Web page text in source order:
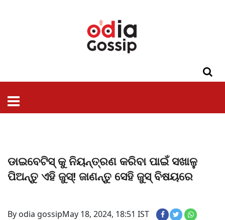
ଡାଇବେଟିସ୍ କୁ ନିୟନ୍ତ୍ରଣ କରିବା ପାଇଁ ସଖାଳୁ
ପିଅନ୍ତୁ ଏହି ଜୁସ୍! ଜାଣନ୍ତୁ ସେହି ଜୁସ୍ ବିଷୟରେ
By odia gossipMay 18, 2024, 18:51 IST